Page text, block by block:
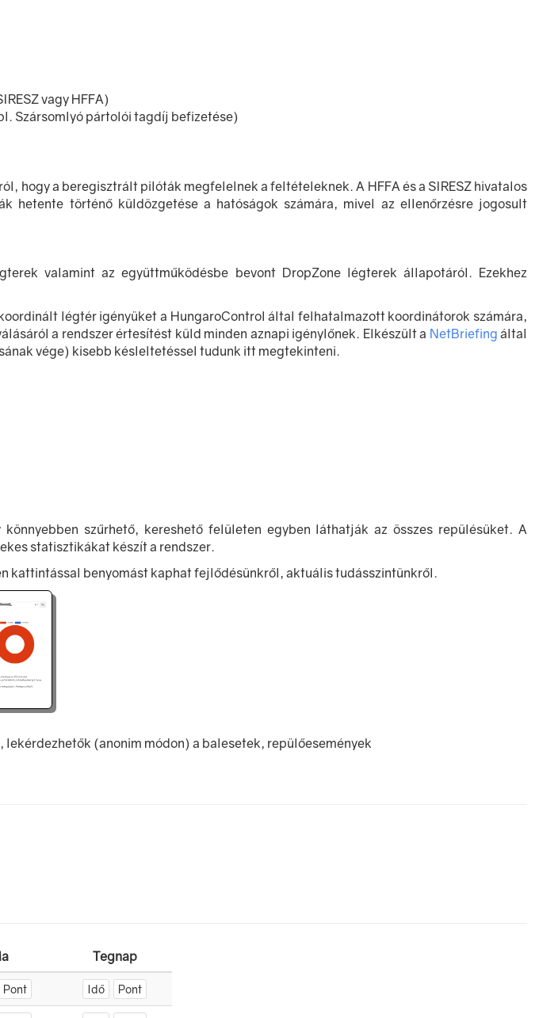
vagy HFFA)
Szársomlyó pártolói tagdíj befizetése)
hogy a beregisztrált pilóták megfelelnek a feltételeknek. A HFFA és a SIRESZ hivatalos
hetente történő küldözgetése a hatóságok számára, mivel az ellenőrzésre jogosult
valamint az együttműködésbe bevont DropZone légterek állapotáról. Ezekhez
légtér igényüket a HungaroControl által felhatalmazott koordinátorok számára,
a rendszer értesítést küld minden aznapi igénylőnek. Elkészült a NetBriefing által
vége) kisebb késleltetéssel tudunk itt megtekinteni.
szűrhető, kereshető felületen egyben láthatják az összes repülésüket. A
statisztikákat készít a rendszer.
kattintással benyomást kaphat fejlődésünkről, aktuális tudásszintünkről.
(anonim módon) a balesetek, repülőesemények
Tegnap
Pont Idő Pont